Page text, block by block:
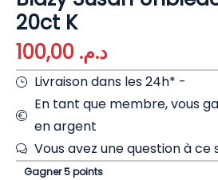
20ct K
د.م.
Livraison dans les 24h* -
En tant que membre, vous
en argent
Vous avez une question à ce
Gagner 5 points